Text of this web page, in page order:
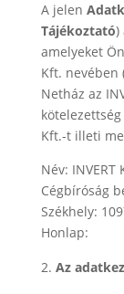
A jelen
Tájékoztató)
amelyeket
Kft. nevében
Netház az
Kft.-t illeti
Név: INVERT
Cégbíróság
Székhely:
Honlap:
Az